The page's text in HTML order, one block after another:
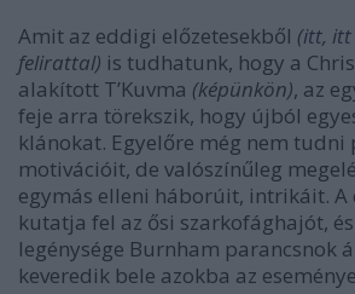
Amit az eddigi előzetesekből (itt, itt
felirattal) is tudhatunk, hogy a
alakított T’Kuvma (képünkön), az
feje arra törekszik, hogy újból
klánokat. Egyelőre még nem tudni
motivációit, de valószínűleg
egymás elleni háborúit, intrikáit. A
kutatja fel az ősi szarkofághajót, és
legénysége Burnham parancsnok
keveredik bele azokba az